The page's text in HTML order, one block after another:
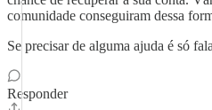
comunidade conseguiram dessa
Se precisar de alguma ajuda é só
Responder